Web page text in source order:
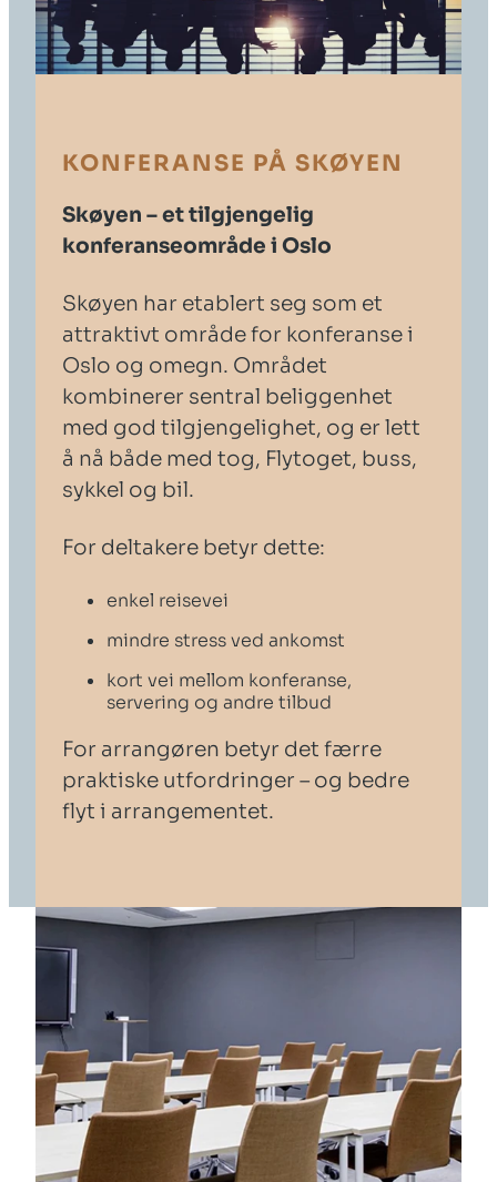
KONFERANSE PÅ SKØYEN
Skøyen – et tilgjengelig
konferanseområde i Oslo
Skøyen har etablert seg som et
attraktivt område for konferanse i
Oslo og omegn. Området
kombinerer sentral beliggenhet
med god tilgjengelighet, og er lett
å nå både med tog, Flytoget, buss,
sykkel og bil.
For deltakere betyr dette:
enkel reisevei
mindre stress ved ankomst
kort vei mellom konferanse,
servering og andre tilbud
For arrangøren betyr det færre
praktiske utfordringer – og bedre
flyt i arrangementet.